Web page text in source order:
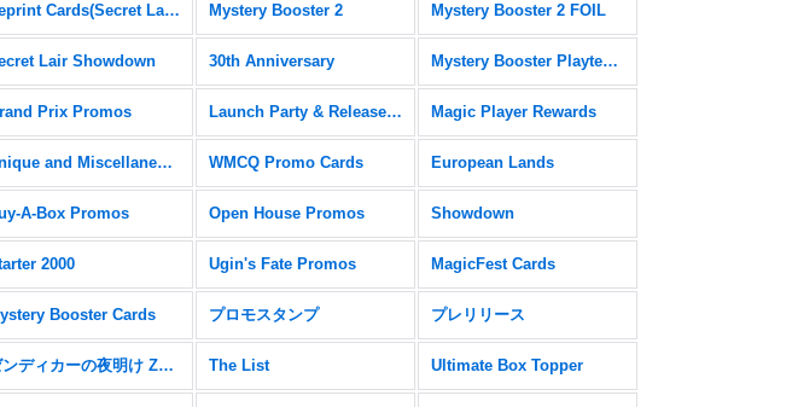
Reprint Cards(Secret Lair Commander) FOIL Mystery Booster 2 Mystery Booster 2 FOIL
Lair Showdown 30th Anniversary Mystery Booster Playtest Cards
Prix Promos Launch Party & Release Event Promos Magic Player Rewards
Unique and Miscellaneous Promos WMCQ Promo Cards European Lands
A-Box Promos Open House Promos Showdown
2000 Ugin's Fate Promos MagicFest Cards
Booster Cards プロモスタンプ プレリリース
ゼンディカーの夜明け Zendikar Expeditions The List Ultimate Box Topper